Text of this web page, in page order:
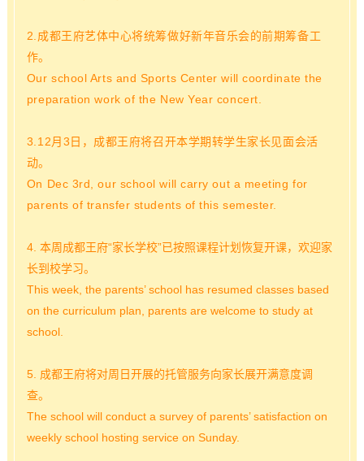
2.成都王府艺体中心将统筹做好新年音乐会的前期筹备工
作。
Our school Arts and Sports Center will coordinate the
preparation work of the New Year concert.
3.12月3日，成都王府将召开本学期转学生家长见面会活
动。
On Dec 3rd, our school will carry out a meeting for
parents of transfer students of this semester.
4. 本周成都王府“家长学校”已按照课程计划恢复开课，欢迎家
长到校学习。
This week, the parents’ school has resumed classes based
on the curriculum plan, parents are welcome to study at
school.
5. 成都王府将对周日开展的托管服务向家长展开满意度调
查。
The school will conduct a survey of parents’ satisfaction on
weekly school hosting service on Sunday.